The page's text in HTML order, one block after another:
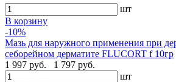
шт
В корзину
-10%
Мазь для наружного применения при
себорейном дерматите FLUCORT f 10гр
1 997 руб.
1 797 руб.
шт